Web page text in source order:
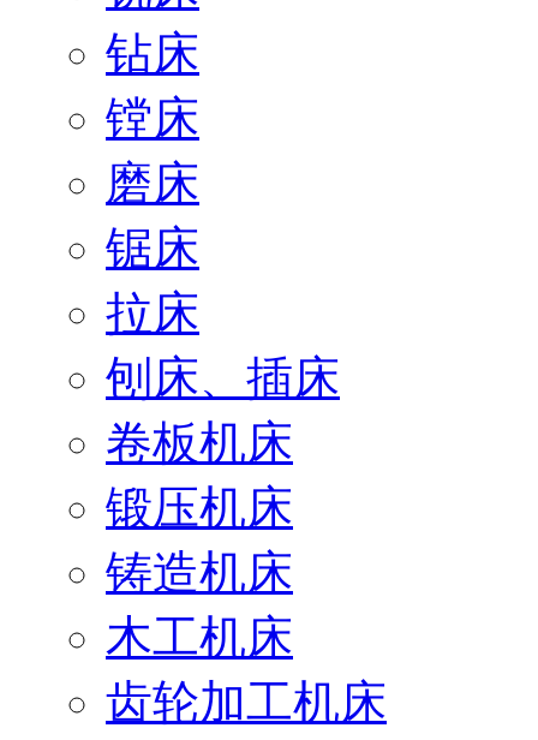
钻床
镗床
磨床
锯床
拉床
刨床、插床
卷板机床
锻压机床
铸造机床
木工机床
齿轮加工机床